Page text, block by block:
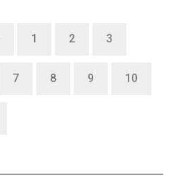
1 2 3
7 8 9 10